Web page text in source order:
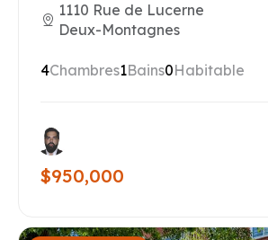
1110 Rue de Lucerne
Deux-Montagnes
4Chambres1Bains0Habitable
$950,000